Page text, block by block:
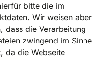
bitte die im
Wir weisen aber
dass die Verarbeitung
zwingend im Sinne
da die Webseite